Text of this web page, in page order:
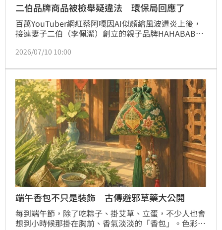
二伯品牌商品被檢舉疑違法 環保局回應了
百萬YouTuber網紅蔡阿嘎因AI似顏繪風波遭炎上後，
接連妻子二伯（李佩潔）創立的親子品牌HAHABABY
底多數商品高度相似，官方也正式跨海回信。如今再爆
能，對此，雲林縣環境保護局表示，「將派員現場查
核」。
2026/07/10 10:00
端午香包不只是裝飾 古傳避邪草藥大公開
每到端午節，除了吃粽子、掛艾草、立蛋，不少人也會
想到小時候那掛在胸前、香氣淡淡的「香包」。色彩繽